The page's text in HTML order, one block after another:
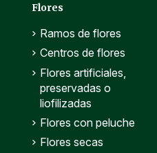
Flores
Ramos de flores
Centros de flores
Flores artificiales,
preservadas o
liofilizadas
Flores con peluche
Flores secas